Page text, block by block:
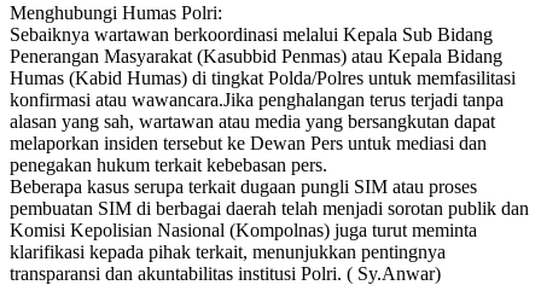
Menghubungi Humas Polri:
Sebaiknya wartawan berkoordinasi melalui Kepala Sub Bidang
Penerangan Masyarakat (Kasubbid Penmas) atau Kepala Bidang
Humas (Kabid Humas) di tingkat Polda/Polres untuk memfasilitasi
konfirmasi atau wawancara.Jika penghalangan terus terjadi tanpa
alasan yang sah, wartawan atau media yang bersangkutan dapat
melaporkan insiden tersebut ke Dewan Pers untuk mediasi dan
penegakan hukum terkait kebebasan pers.
Beberapa kasus serupa terkait dugaan pungli SIM atau proses
pembuatan SIM di berbagai daerah telah menjadi sorotan publik dan
Komisi Kepolisian Nasional (Kompolnas) juga turut meminta
klarifikasi kepada pihak terkait, menunjukkan pentingnya
transparansi dan akuntabilitas institusi Polri. ( Sy.Anwar)